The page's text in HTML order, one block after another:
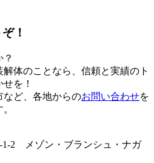
！
体のことなら、信頼と実績のト
を！
など、各地からのお問い合わせを
1-2 メゾン・ブランシュ・ナガ